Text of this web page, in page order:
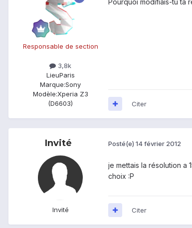
Responsable de section
3,8k
LieuParis
Marque:Sony
Modèle:Xperia Z3
(D6603)
Citer
Invité
Invité
Posté(e) 14 février 2012
je mettais la résolution a
choix :P
Citer